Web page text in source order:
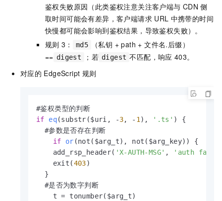
鉴权失败原因（此类鉴权注意关注客户端与 CDN 侧
取时间可能会有差异，客户端请求 URL 中携带的时间
快慢都可能会影响到鉴权结果，导致鉴权失败）。
规则 3： md5
（私钥 + path + 文件名.后缀）
== digest ；若 digest 不匹配，响应 403。
对应的 EdgeScript 规则
if
eq(substr($uri, -3, - 1 ) , '.ts' ) {
  #参数是否存在判断
if
or (not($arg_t) , not($arg_key)) {
    add_rsp_header(
'X-AUTH-MSG' ,
'auth
    exit(
403)
  }
  #是否为数字判断
    t = tonumber($arg_t)